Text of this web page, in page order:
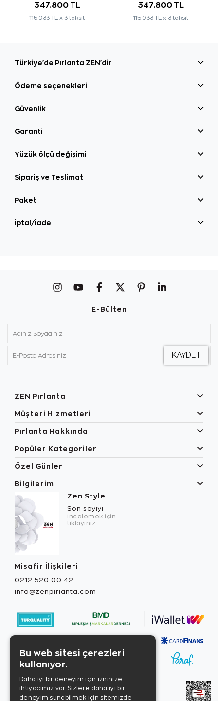
347.800 TL
115.933 TL x 3 taksit
347.800 TL
115.933 TL x 3 taksit
Türkiye'de Pırlanta ZEN'dir
Ödeme seçenekleri
Güvenlik
Garanti
Yüzük ölçü değişimi
Sipariş ve Teslimat
Paket
İptal/İade
E-Bülten
ZEN Pırlanta
Müşteri Hizmetleri
Pırlanta Hakkında
Popüler Kategoriler
Özel Günler
Bilgilerim
Zen Style
Son sayıyı
incelemek için
tıklayınız.
Misafir İlişkileri
0212 520 00 42
info@zenpirlanta.com
Bu web sitesi çerezleri
kullanıyor.
Daha iyi bir deneyim için izninize
ihtiyacımız var. Sizlere daha iyi bir
deneyim sunabilmek için sitemizde